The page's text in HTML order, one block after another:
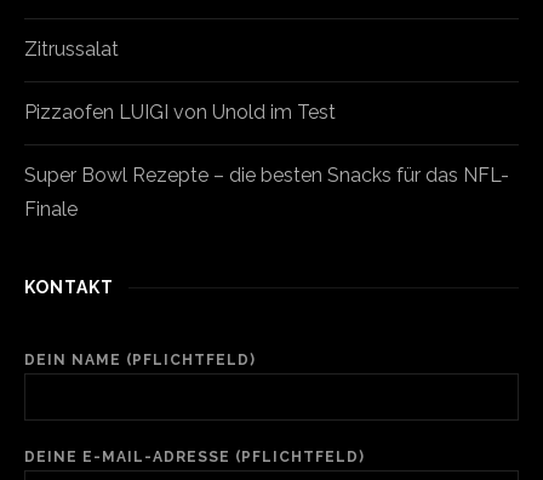
Zitrussalat
Pizzaofen LUIGI von Unold im Test
Super Bowl Rezepte – die besten Snacks für das NFL-
Finale
KONTAKT
DEIN NAME (PFLICHTFELD)
DEINE E-MAIL-ADRESSE (PFLICHTFELD)